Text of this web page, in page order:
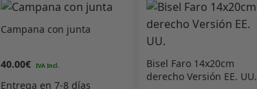
Campana con junta
40.00€
Bisel Faro 14x20cm
derecho Versión EE. UU.